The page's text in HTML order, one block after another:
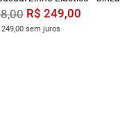
,00 R$ 249,00
249,00 sem juros